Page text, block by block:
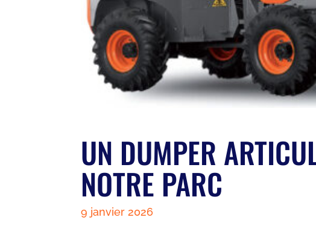
UN DUMPER
NOTRE PARC
9 janvier 2026